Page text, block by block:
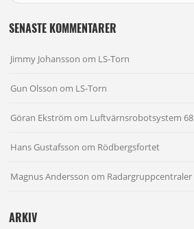
SENASTE KOMMENTARER
Jimmy Johansson om LS-Torn
Gun Olsson om LS-Torn
Göran Ekström om Luftvärnsrobotsystem 68
Hans Gustafsson om Rödbergsfortet
Magnus Andersson om Radargruppcentraler
ARKIV